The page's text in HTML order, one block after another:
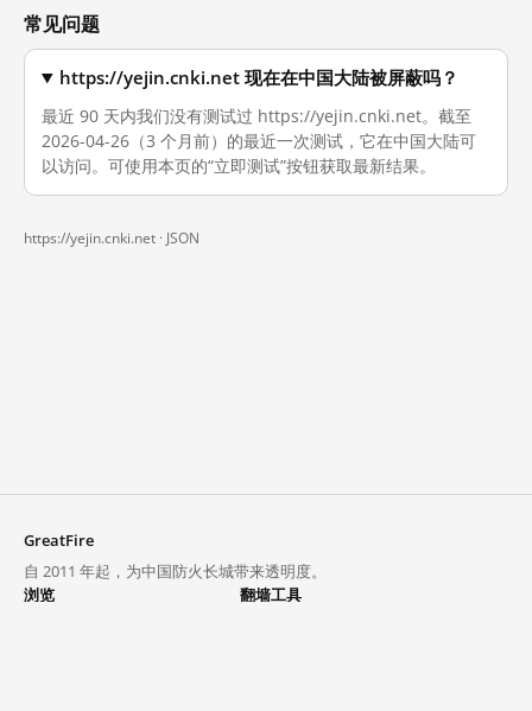
常见问题
https://yejin.cnki.net 现在在中国大陆被屏蔽吗？
最近 90 天内我们没有测试过 https://yejin.cnki.net。截至
2026-04-26（3 个月前）的最近一次测试，它在中国大陆可
以访问。可使用本页的“立即测试”按钮获取最新结果。
https://yejin.cnki.net · JSON
GreatFire
自 2011 年起，为中国防火长城带来透明度。
浏览
翻墙工具